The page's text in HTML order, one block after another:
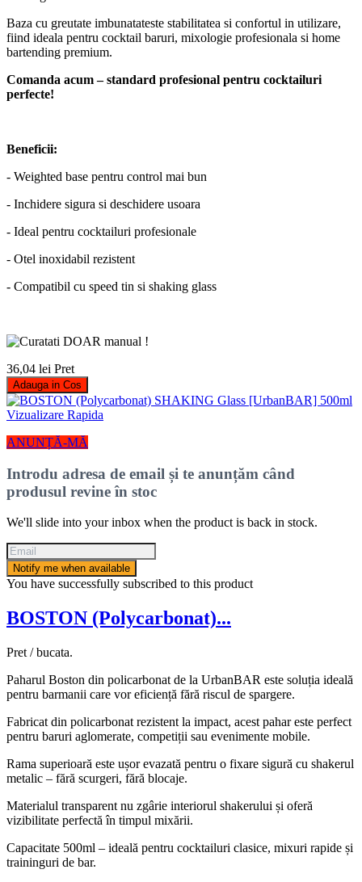
Baza cu greutate imbunatateste stabilitatea si confortul in utilizare,
fiind ideala pentru cocktail baruri, mixologie profesionala si home
bartending premium.
Comanda acum – standard profesional pentru cocktailuri
perfecte!
Beneficii:
- Weighted base pentru control mai bun
- Inchidere sigura si deschidere usoara
- Ideal pentru cocktailuri profesionale
- Otel inoxidabil rezistent
- Compatibil cu speed tin si shaking glass
36,04 lei Pret
Adauga in Cos
Vizualizare Rapida
ANUNȚĂ-MĂ
Introdu adresa de email și te anunțăm când
produsul revine în stoc
We'll slide into your inbox when the product is back in stock.
Notify me when available
You have successfully subscribed to this product
BOSTON (Polycarbonat)...
Pret / bucata.
Paharul Boston din policarbonat de la UrbanBAR este soluția ideală
pentru barmanii care vor eficiență fără riscul de spargere.
Fabricat din policarbonat rezistent la impact, acest pahar este perfect
pentru baruri aglomerate, competiții sau evenimente mobile.
Rama superioară este ușor evazată pentru o fixare sigură cu shakerul
metalic – fără scurgeri, fără blocaje.
Materialul transparent nu zgârie interiorul shakerului și oferă
vizibilitate perfectă în timpul mixării.
Capacitate 500ml – ideală pentru cocktailuri clasice, mixuri rapide și
traininguri de bar.